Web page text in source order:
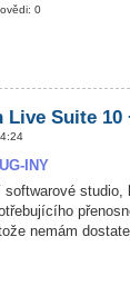
0
Live Suite 10
INY
softwarové
nemám